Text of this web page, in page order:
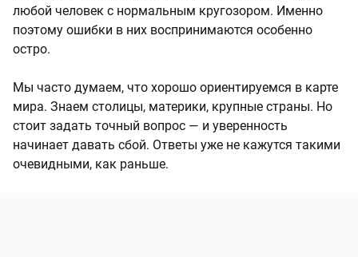
любой человек с нормальным кругозором. Именно
поэтому ошибки в них воспринимаются особенно
остро.
Мы часто думаем, что хорошо ориентируемся в карте
мира. Знаем столицы, материки, крупные страны. Но
стоит задать точный вопрос — и уверенность
начинает давать сбой. Ответы уже не кажутся такими
очевидными, как раньше.